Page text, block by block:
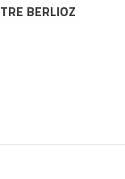
BERLIOZ